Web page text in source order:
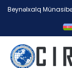
Beynəlxalq